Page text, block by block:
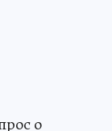
о